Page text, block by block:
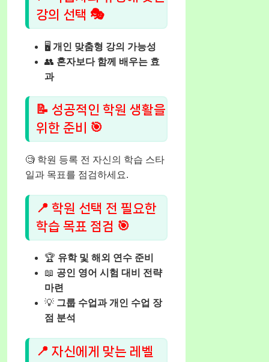
강의 선택 🎭
🖥️ 개인 맞춤형 강의 가능성
👥 혼자보다 함께 배우는 효
과
📝 성공적인 학원 생활을
위한 준비 🎯
🧐 학원 등록 전 자신의 학습 스타
일과 목표를 점검하세요.
📍 학원 선택 전 필요한
학습 목표 점검 🎯
🏆 유학 및 해외 연수 준비
📖 공인 영어 시험 대비 전략
마련
💡 그룹 수업과 개인 수업 장
점 분석
📍 자신에게 맞는 레벨